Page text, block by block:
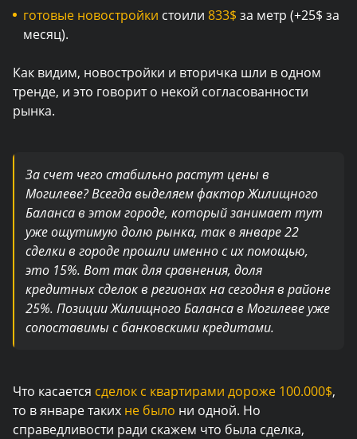
готовые новостройки стоили 833$ за метр (+25$ за
месяц).
Как видим, новостройки и вторичка шли в одном
тренде, и это говорит о некой согласованности
рынка.
За счет чего стабильно растут цены в
Могилеве? Всегда выделяем фактор Жилищного
Баланса в этом городе, который занимает тут
уже ощутимую долю рынка, так в январе 22
сделки в городе прошли именно с их помощью,
это 15%. Вот так для сравнения, доля
кредитных сделок в регионах на сегодня в районе
25%. Позиции Жилищного Баланса в Могилеве уже
сопоставимы с банковскими кредитами.
Что касается сделок с квартирами дороже 100.000$,
то в январе таких не было ни одной. Но
справедливости ради скажем что была сделка,